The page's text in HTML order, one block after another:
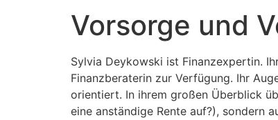
Vorsorge und
Sylvia Deykowski ist Finanzexpertin.
Finanzberaterin zur Verfügung. Ihr
orientiert. In ihrem großen Überblick
eine anständige Rente auf?), sondern